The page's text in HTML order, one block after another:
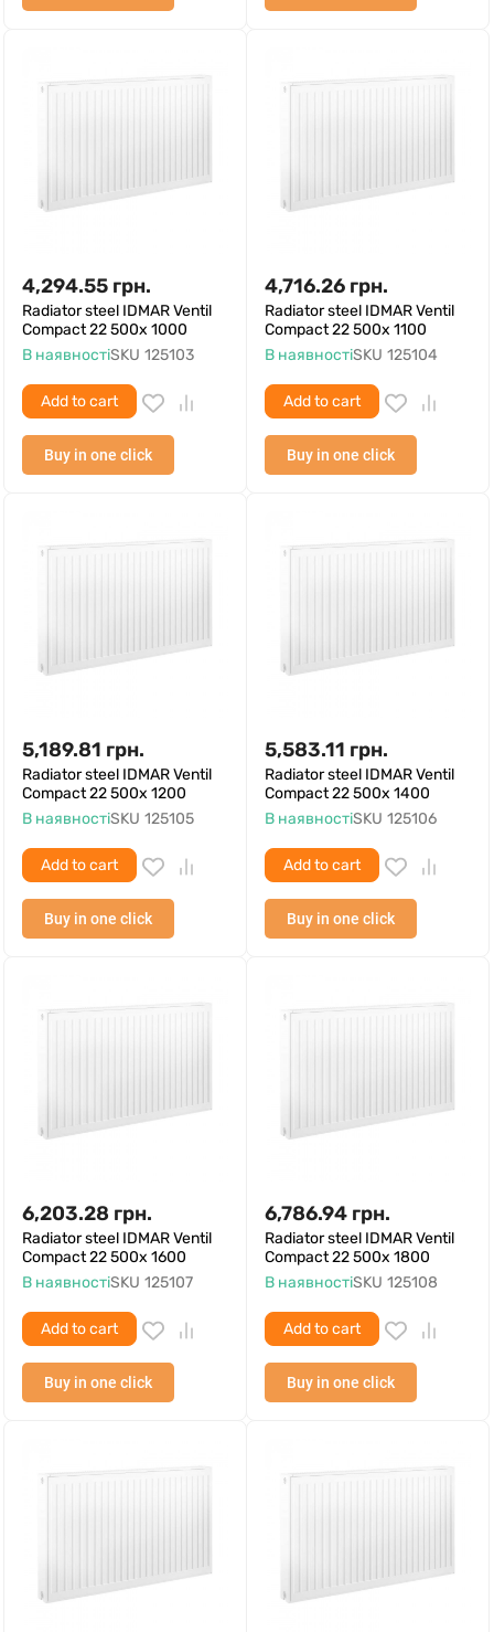
4,294.55 грн.
Radiator steel IDMAR Ventil
Compact 22 500x 1000
В наявностіSKU 125103
Add to cart
Buy in one click
4,716.26 грн.
Radiator steel IDMAR Ventil
Compact 22 500x 1100
В наявностіSKU 125104
Add to cart
Buy in one click
5,189.81 грн.
Radiator steel IDMAR Ventil
Compact 22 500x 1200
В наявностіSKU 125105
Add to cart
Buy in one click
5,583.11 грн.
Radiator steel IDMAR Ventil
Compact 22 500x 1400
В наявностіSKU 125106
Add to cart
Buy in one click
6,203.28 грн.
Radiator steel IDMAR Ventil
Compact 22 500x 1600
В наявностіSKU 125107
Add to cart
Buy in one click
6,786.94 грн.
Radiator steel IDMAR Ventil
Compact 22 500x 1800
В наявностіSKU 125108
Add to cart
Buy in one click